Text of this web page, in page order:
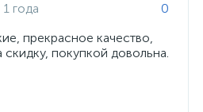
года
0
прекрасное качество,
скидку, покупкой довольна.